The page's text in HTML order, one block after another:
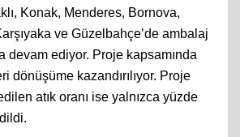
Konak, Menderes, Bornova,
ve Güzelbahçe’de ambalaj
devam ediyor. Proje kapsamında
dönüşüme kazandırılıyor. Proje
atık oranı ise yalnızca yüzde